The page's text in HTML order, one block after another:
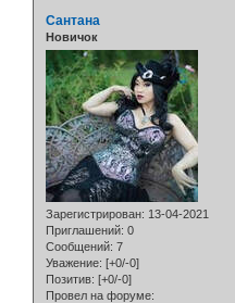
Сантана
Новичок
Зарегистрирован: 13-04-2021
Приглашений: 0
Сообщений: 7
Уважение: [+0/-0]
Позитив: [+0/-0]
Провел на форуме: